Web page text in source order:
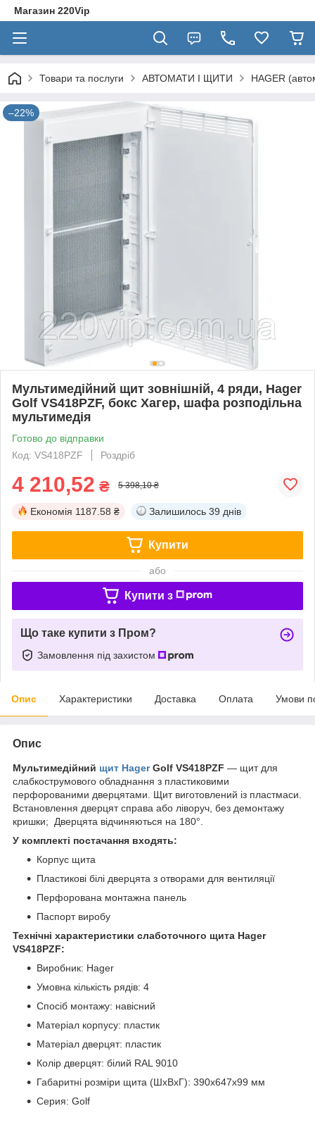
Магазин 220Vip
Товари та послуги АВТОМАТИ І ЩИТИ HAGER
–22%
Мультимедійний щит зовнішній, 4 ряди, Hager
Golf VS418PZF, бокс Хагер, шафа розподільна
мультимедія
Готово до відправки
Код: VS418PZF
Роздріб
4 210,52 ₴ 5 398,10 ₴
Економія 1187.58 ₴ Залишилось 39 днів
Купити
або
Купити з
Що таке купити з Пром?
Замовлення під захистом
Опис Характеристики Доставка Оплата Умови
Опис
Мультимедійний щит HagerGolf VS418PZF — щит для
слабкострумового обладнання з пластиковими
перфорованими дверцятами. Щит виготовлений із пластмаси.
Встановлення дверцят справа або ліворуч, без демонтажу
кришки; Дверцята відчиняються на 180°.
У комплекті постачання входять:
Корпус щита
Пластикові білі дверцята з отворами для вентиляції
Перфорована монтажна панель
Паспорт виробу
Технічні характеристики слаботочного щита Hager
VS418PZF:
Виробник: Hager
Умовна кількість рядів: 4
Спосіб монтажу: навісний
Матеріал корпусу: пластик
Матеріал дверцят: пластик
Колір дверцят: білий RAL 9010
Габаритні розміри щита (ШхВхГ): 390х647х99 мм
Серия: Golf